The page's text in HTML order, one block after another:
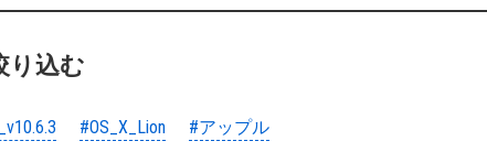
り込む
#OS_X_Lion #アップル